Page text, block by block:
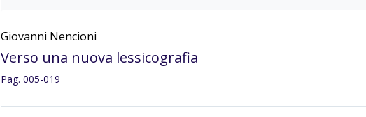
Giovanni Nencioni
Verso una nuova lessicografia
Pag. 005-019